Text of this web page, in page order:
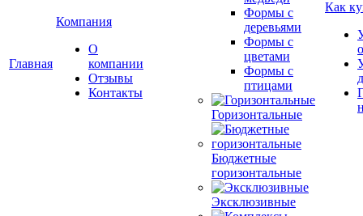
Главная
Компания
О
компании
Отзывы
Контакты
Формы с
деревьями
Формы с
цветами
Формы с
птицами
Горизонтальные
Бюджетные
горизонтальные
Эксклюзивные
Как